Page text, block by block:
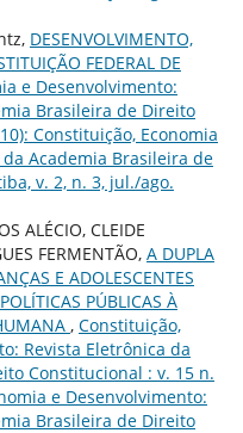
DESENVOLVIMENTO,
FEDERAL DE
e Desenvolvimento:
Brasileira de Direito
Constituição, Economia
Academia Brasileira de
v. 2, n. 3, jul./ago.
ALÉCIO, CLEIDE
FERMENTÃO, A DUPLA
E ADOLESCENTES
PÚBLICAS À
, Constituição,
Revista Eletrônica da
Constitucional : v. 15 n.
e Desenvolvimento:
Brasileira de Direito